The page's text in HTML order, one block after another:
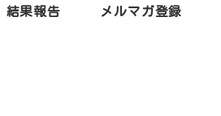
結果報告 メルマガ登録